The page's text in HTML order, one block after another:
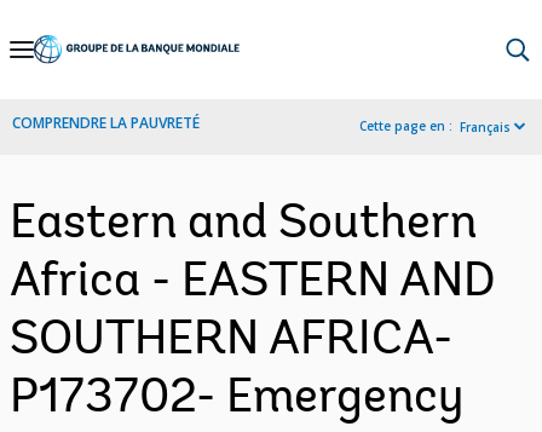
Skip
Navigation
COMPRENDRE LA PAUVRETÉ Cette page en : Français
Eastern and Southern
Africa - EASTERN AND
SOUTHERN AFRICA-
P173702- Emergency